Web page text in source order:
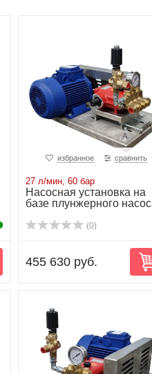
избранное сравнить
27 л/мин, 60 бар
Насосная установка на
базе плунжерного
(0)
455 630 руб.